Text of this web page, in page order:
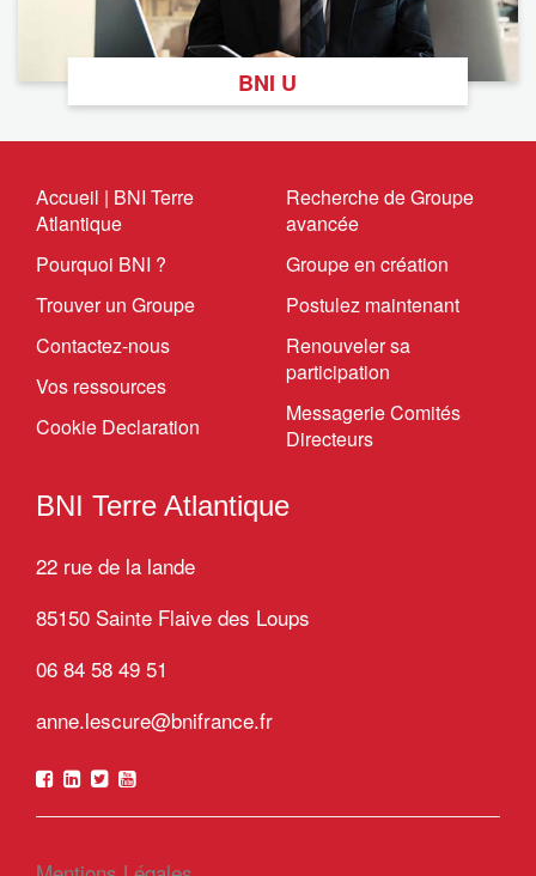
BNI U
Accueil | BNI Terre
Atlantique
Pourquoi BNI ?
Trouver un Groupe
Contactez-nous
Vos ressources
Cookie Declaration
Recherche de Groupe
avancée
Groupe en création
Postulez maintenant
Renouveler sa
participation
Messagerie Comités
Directeurs
BNI Terre Atlantique
22 rue de la lande
85150 Sainte Flaive des Loups
06 84 58 49 51
anne.lescure@bnifrance.fr